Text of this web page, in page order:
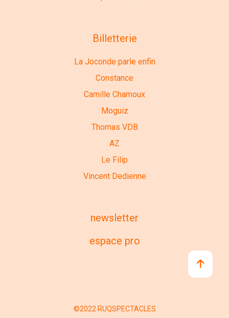
Billetterie
La Joconde parle enfin
Constance
Camille Chamoux
Moguiz
Thomas VDB
AZ
Le Filip
Vincent Dedienne
newsletter
espace pro
©2022 RUQSPECTACLES